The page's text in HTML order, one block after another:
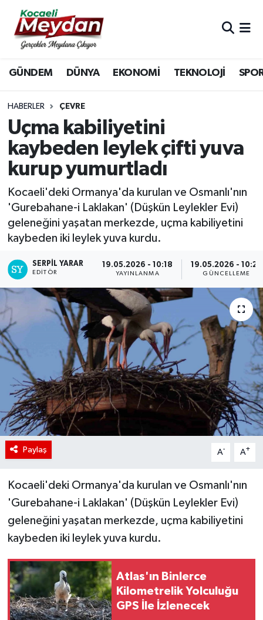
GÜNDEM DÜNYA EKONOMİ TEKNOLOJİ
HABERLER ÇEVRE
Uçma kabiliyetini
kaybeden leylek çifti yuva
kurup yumurtladı
Kocaeli'deki Ormanya'da kurulan ve Osmanlı'nın
'Gurebahane-i Laklakan' (Düşkün Leylekler Evi)
geleneğini yaşatan merkezde, uçma kabiliyetini
kaybeden iki leylek yuva kurdu.
SERPİL YARAR
EDITÖR
19.05.2026 - 10:18
YAYINLANMA
19.05.2026 - 10:25
GÜNCELLEME
Paylaş A- A+
Kocaeli'deki Ormanya'da kurulan ve Osmanlı'nın
'Gurebahane-i Laklakan' (Düşkün Leylekler Evi)
geleneğini yaşatan merkezde, uçma kabiliyetini
kaybeden iki leylek yuva kurdu.
Atlas'ın Binlerce
Kilometrelik Yolculuğu
GPS İle İzlenecek
Nöbetçi Eczaneler
Hava Durumu
Trafik Durumu
Süper Lig Puan Durumu ve Fikstür
Tüm Manşetler
Son Dakika Haberleri
Haber Arşivi